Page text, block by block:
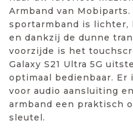
Armband van
sportarmband is lichter,
en dankzij de dunne
voorzijde is het
Galaxy S21 Ultra 5G
optimaal bedienbaar. Er
voor audio aansluiting
armband een praktisch
sleutel.